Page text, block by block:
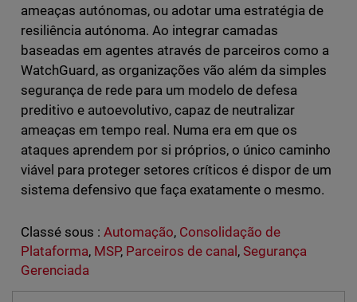
ameaças autónomas, ou adotar uma estratégia de
resiliência autónoma. Ao integrar camadas
baseadas em agentes através de parceiros como a
WatchGuard, as organizações vão além da simples
segurança de rede para um modelo de defesa
preditivo e autoevolutivo, capaz de neutralizar
ameaças em tempo real. Numa era em que os
ataques aprendem por si próprios, o único caminho
viável para proteger setores críticos é dispor de um
sistema defensivo que faça exatamente o mesmo.
Classé sous : Automação, Consolidação de
Plataforma, MSP, Parceiros de canal ,Segurança
Gerenciada